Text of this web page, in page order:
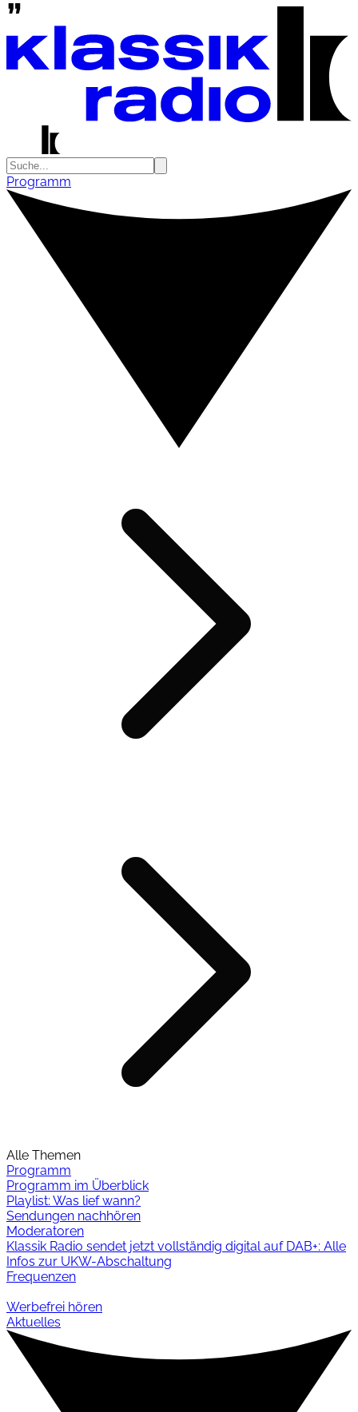
Programm
Alle Themen
Programm
Programm im Überblick
Playlist: Was lief wann?
Sendungen nachhören
Moderatoren
Klassik Radio sendet jetzt vollständig digital auf DAB+: Alle
Infos zur UKW-Abschaltung
Frequenzen
Werbefrei hören
Aktuelles